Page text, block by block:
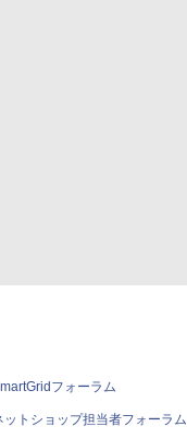
フォーラム
ットショップ担当者フォーラム